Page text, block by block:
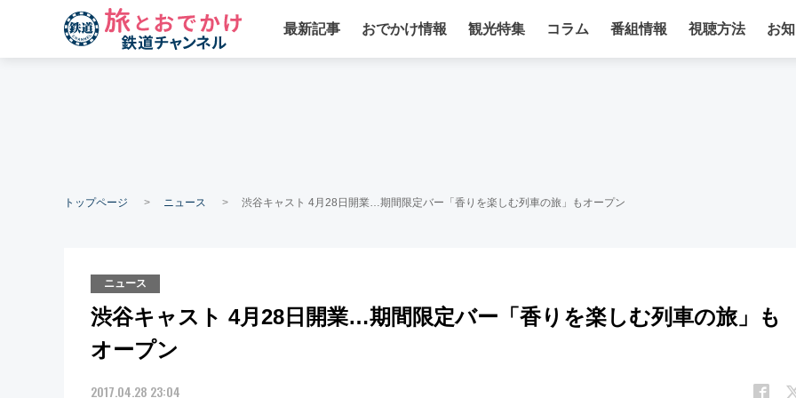
最新記事 おでかけ情報 観光特集 コラム 番組情報 視聴方法 お
トップページ ニュース 渋谷キャスト 4月28日開業…期間限定バー「香りを楽しむ列車の旅」もオープン
ニュース
渋谷キャスト 4月28日開業…期間限定バー「香りを楽しむ列車の旅」も
オープン
2017.04.28 23:04